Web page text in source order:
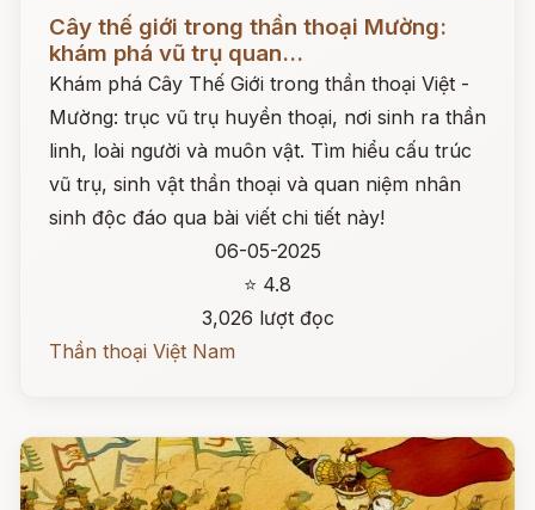
Cây thế giới trong thần thoại Mường:
khám phá vũ trụ quan...
Khám phá Cây Thế Giới trong thần thoại Việt -
Mường: trục vũ trụ huyền thoại, nơi sinh ra thần
linh, loài người và muôn vật. Tìm hiểu cấu trúc
vũ trụ, sinh vật thần thoại và quan niệm nhân
sinh độc đáo qua bài viết chi tiết này!
06-05-2025
⭐ 4.8
3,026 lượt đọc
Thần thoại Việt Nam